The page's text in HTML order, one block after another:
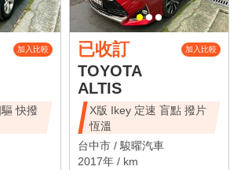
加入比較
快撥
已收訂 加入比較
TOYOTA
ALTIS
X版 Ikey 定速 盲點 撥片
恆溫
台中市 / 駿曜汽車
2017年 / km